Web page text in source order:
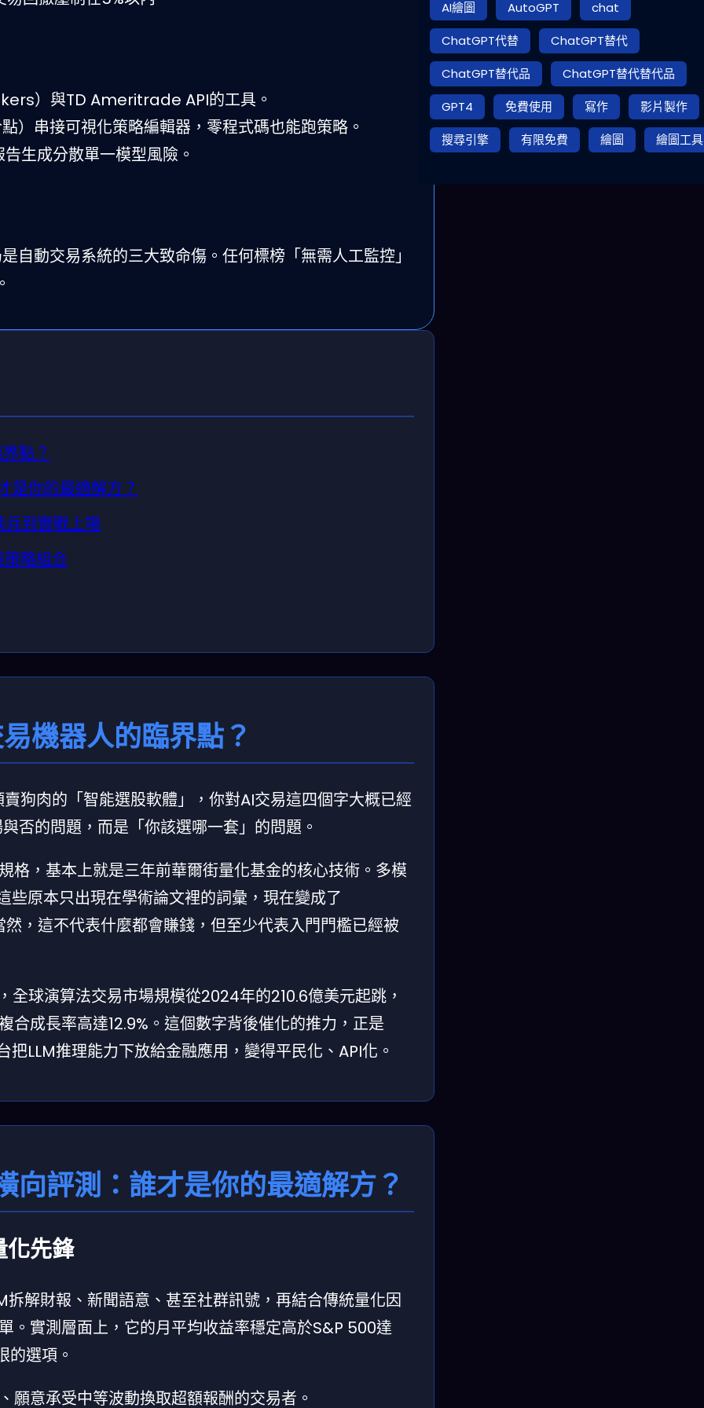
）與TD Ameritrade API的工具。
串接可視化策略編輯器，零程式碼也能跑策略。
生成分散單一模型風險。
自動交易系統的三大致命傷。任何標榜「無需人工監控」
點？
是你的最適解方？
兵到實戰上場
略組合
機器人的臨界點？
狗肉的「智能選股軟體」，你對AI交易這四個字大概已經
的問題，而是「你該選哪一套」的問題。
格，基本上就是三年前華爾街量化基金的核心技術。多模
原本只出現在學術論文裡的詞彙，現在變成了
，這不代表什麼都會賺錢，但至少代表入門門檻已經被
球演算法交易市場規模從2024年的210.6億美元起跳，
成長率高達12.9%。這個數字背後催化的推力，正是
推理能力下放給金融應用，變得平民化、API化。
向評測：誰才是你的最適解方？
先鋒
解財報、新聞語意、甚至社群訊號，再結合傳統量化因
。實測層面上，它的月平均收益率穩定高於S&P 500達
的選項。
願意承受中等波動換取超額報酬的交易者。
AI繪圖 AutoGPT
chat
ChatGPT代替
ChatGPT替代
ChatGPT替代品
ChatGPT替代替代品
GPT4
免費使用 寫作
影片製作
搜尋引擎
有限免費 繪圖 繪圖工具